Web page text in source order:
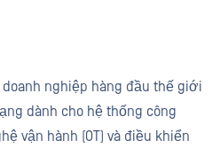
doanh nghiệp hàng đầu thế giới
dành cho hệ thống công
vận hành (OT) và điều khiển